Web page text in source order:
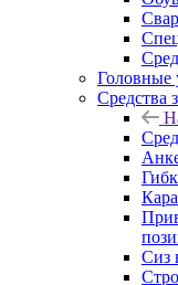
Головные
Средства
Сиз